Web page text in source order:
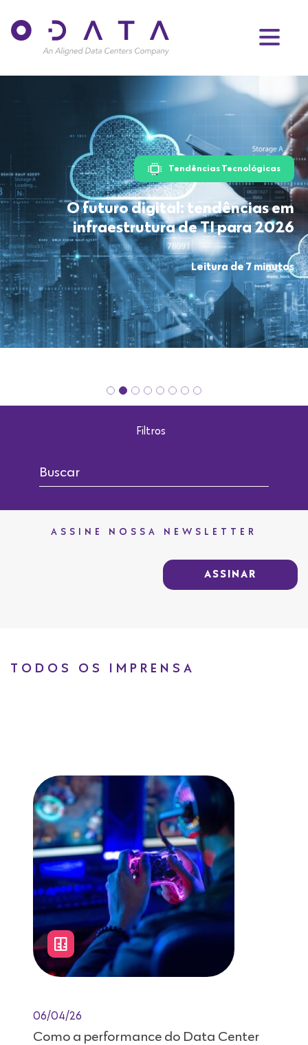
Tendências Tecnológicas
O futuro digital: tendências em
infraestrutura de TI para 2026
Leitura de 7 minutos
Filtros
ASSINE NOSSA NEWSLETTER
ASSINAR
TODOS OS IMPRENSA
06/04/26
Como a performance do Data Center